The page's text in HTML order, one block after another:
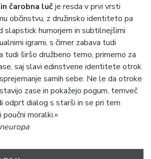
čarobna lučje resda v prvi vrsti
občinstvu, z družinsko identiteto pa
slapstick humorjem in subtilnejšimi
igrami, s čimer zabava tudi
tudi širšo družbeno temo, primerno za
saj slavi edinstvene identitete otrok
samih sebe. Ne le da otroke
zase in pokažejo pogum, temveč
odprt dialog s starši in se pri tem
moralki.«